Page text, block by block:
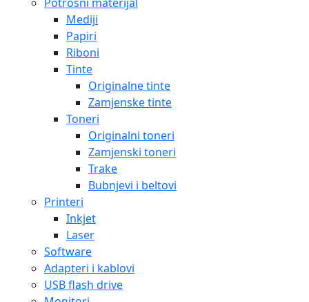
Mediji
Papiri
Riboni
Tinte
Originalne tinte
Zamjenske tinte
Toneri
Originalni toneri
Zamjenski toneri
Trake
Bubnjevi i beltovi
Printeri
Inkjet
Laser
Software
Adapteri i kablovi
USB flash drive